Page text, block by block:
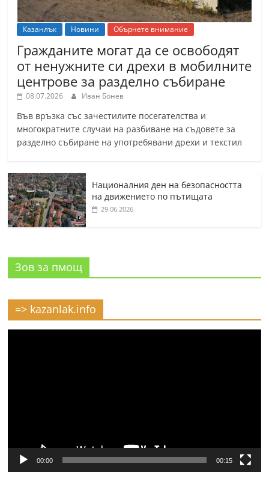
Казанлък Новини Обърнете внимание
Гражданите могат да се освободят
от ненужните си дрехи в мобилните
центрове за разделно събиране
08.07.2026 Иван Бонев
Във връзка със зачестилите посегателства и
многократните случаи на разбиване на съдовете за
разделно събиране на употребявани дрехи и текстил
Националния ден на безопасността
на движението по пътищата
29.06.2026
Зов за пмощ
=> kazanlak.info
00:00 00:15